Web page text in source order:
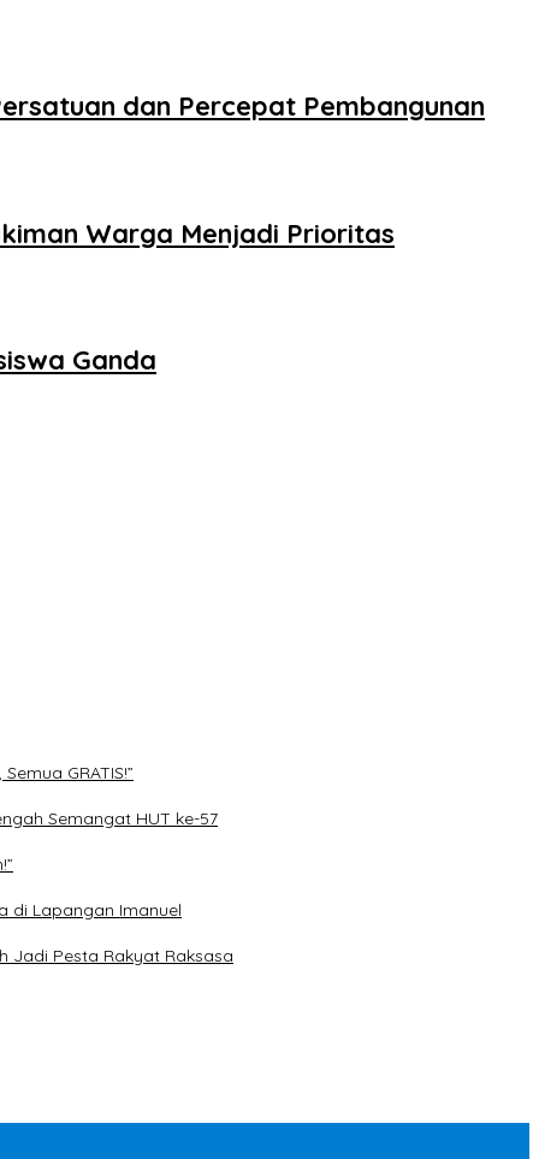
dan Percepat Pembangunan
Warga Menjadi Prioritas
Ganda
GRATIS!”
Semangat HUT ke-57
di Lapangan Imanuel
Jadi Pesta Rakyat Raksasa